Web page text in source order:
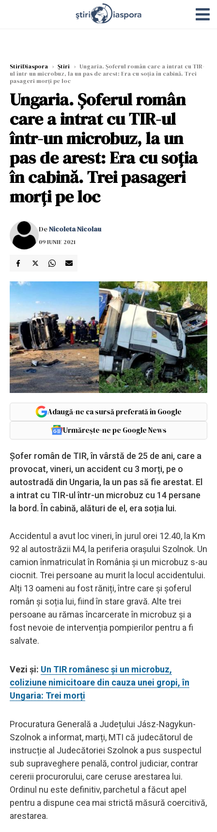
StiriDiaspora › Știri › Ungaria. Șoferul român care a intrat cu TIR-
ul într-un microbuz, la un pas de arest: Era cu soția în cabină. Trei
pasageri morți pe loc
Ungaria. Șoferul român
care a intrat cu TIR-ul
într-un microbuz, la un
pas de arest: Era cu soția
în cabină. Trei pasageri
morți pe loc
DeNicoleta Nicolau
09 IUNIE 2021
Adaugă-ne ca sursă preferată în Google
Urmărește-ne pe Google News
Șofer român de TIR, în vârstă de 25 de ani, care a
provocat, vineri, un accident cu 3 morți, pe o
autostradă din Ungaria, la un pas să fie arestat. El
a intrat cu TIR-ul într-un microbuz cu 14 persane
la bord. În cabină, alături de el, era soția lui.
Accidentul a avut loc vineri, în jurul orei 12.40, la Km
92 al autostrăzii M4, la periferia orașului Szolnok. Un
camion înmatriculat în România și un microbuz s-au
ciocnit. Trei persoane au murit la locul accidentului.
Alți 13 oameni au fost răniți, între care și șoferul
român și soția lui, fiind în stare gravă. Alte trei
persoane au rămas încarcerate în microbuz și a
fost nevoie de intervenția pompierilor pentru a fi
salvate.
Vezi și: Un TIR românesc și un microbuz,
coliziune nimicitoare din cauza unei gropi, în
Ungaria: Trei morți
Procuratura Generală a Județului Jász-Nagykun-
Szolnok a informat, marți, MTI că judecătorul de
instrucție al Judecătoriei Szolnok a pus suspectul
sub supraveghere penală, control judiciar, contrar
cererii procurorului, care ceruse arestarea lui.
Ordinul nu este definitiv, parchetul a făcut apel
pentru a dispune cea mai strictă măsură coercitivă,
arestarea.